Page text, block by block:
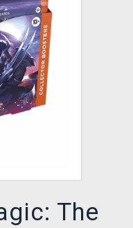
The